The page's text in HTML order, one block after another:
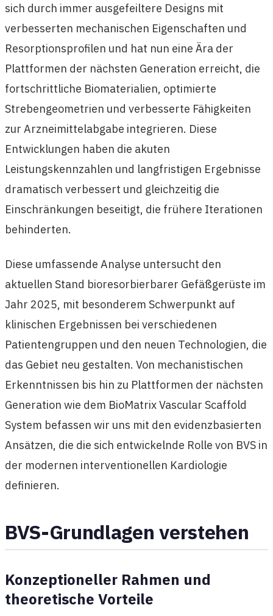
sich durch immer ausgefeiltere Designs mit
verbesserten mechanischen Eigenschaften und
Resorptionsprofilen und hat nun eine Ära der
Plattformen der nächsten Generation erreicht, die
fortschrittliche Biomaterialien, optimierte
Strebengeometrien und verbesserte Fähigkeiten
zur Arzneimittelabgabe integrieren. Diese
Entwicklungen haben die akuten
Leistungskennzahlen und langfristigen Ergebnisse
dramatisch verbessert und gleichzeitig die
Einschränkungen beseitigt, die frühere Iterationen
behinderten.
Diese umfassende Analyse untersucht den
aktuellen Stand bioresorbierbarer Gefäßgerüste im
Jahr 2025, mit besonderem Schwerpunkt auf
klinischen Ergebnissen bei verschiedenen
Patientengruppen und den neuen Technologien, die
das Gebiet neu gestalten. Von mechanistischen
Erkenntnissen bis hin zu Plattformen der nächsten
Generation wie dem BioMatrix Vascular Scaffold
System befassen wir uns mit den evidenzbasierten
Ansätzen, die die sich entwickelnde Rolle von BVS in
der modernen interventionellen Kardiologie
definieren.
BVS-Grundlagen verstehen
Konzeptioneller Rahmen und
theoretische Vorteile